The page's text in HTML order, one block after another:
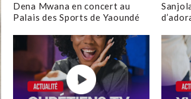
Dena Mwana en concert au
Palais des Sports de Yaoundé